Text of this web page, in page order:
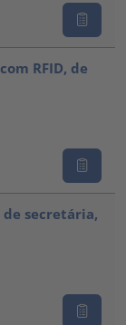
RFID, de
secretária,